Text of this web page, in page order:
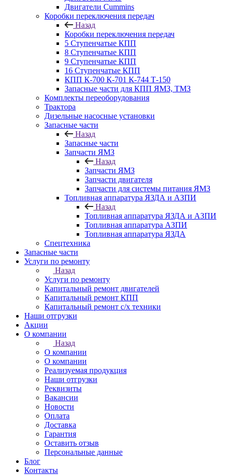
Двигатели Cummins
Коробки переключения передач
Назад
Коробки переключения передач
5 Ступенчатые КПП
8 Ступенчатые КПП
9 Ступенчатые КПП
16 Ступенчатые КПП
КПП К-700 К-701 К-744 Т-150
Запасные части для КПП ЯМЗ, ТМЗ
Комплекты переоборудования
Трактора
Дизельные насосные установки
Запасные части
Назад
Запасные части
Запчасти ЯМЗ
Назад
Запчасти ЯМЗ
Запчасти двигателя
Запчасти для системы питания ЯМЗ
Топливная аппаратура ЯЗДА и АЗПИ
Назад
Топливная аппаратура ЯЗДА и АЗПИ
Топливная аппаратура АЗПИ
Топливная аппаратура ЯЗДА
Спецтехника
Запасные части
Услуги по ремонту
Назад
Услуги по ремонту
Капитальный ремонт двигателей
Капитальный ремонт КПП
Капитальный ремонт с/х техники
Наши отгрузки
Акции
О компании
Назад
О компании
О компании
Реализуемая продукция
Наши отгрузки
Реквизиты
Вакансии
Новости
Оплата
Доставка
Гарантия
Оставить отзыв
Персональные данные
Блог
Контакты